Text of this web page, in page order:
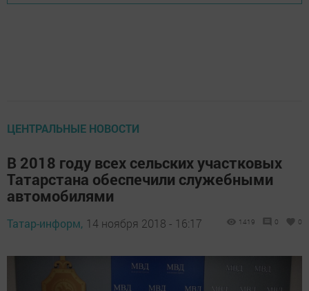
ЦЕНТРАЛЬНЫЕ НОВОСТИ
В 2018 году всех сельских участковых
Татарстана обеспечили служебными
автомобилями
Татар-информ, 14 ноября 2018 - 16:17 1419 0 0